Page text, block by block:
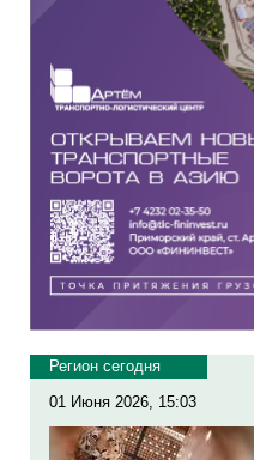
Регион сегодня
01 Июня 2026, 15:03